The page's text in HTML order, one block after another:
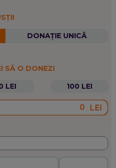
DONAȚIE UNICĂ
SĂ O DONEZI
LEI 100 LEI
LEI